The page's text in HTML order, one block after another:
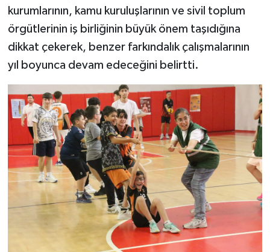
kurumlarının, kamu kuruluşlarının ve sivil toplum
örgütlerinin iş birliğinin büyük önem taşıdığına
dikkat çekerek, benzer farkındalık çalışmalarının
yıl boyunca devam edeceğini belirtti.